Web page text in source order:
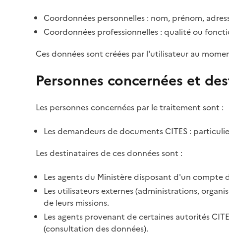
Coordonnées personnelles : nom, prénom,
Coordonnées professionnelles : qualité ou
Ces données sont créées par l'utilisateur au
Personnes concernées et
Les personnes concernées par le traitement sont :
Les demandeurs de documents CITES :
Les destinataires de ces données sont :
Les agents du Ministère disposant d'un
Les utilisateurs externes (administrations,
de leurs missions.
Les agents provenant de certaines autorités
(consultation des données).